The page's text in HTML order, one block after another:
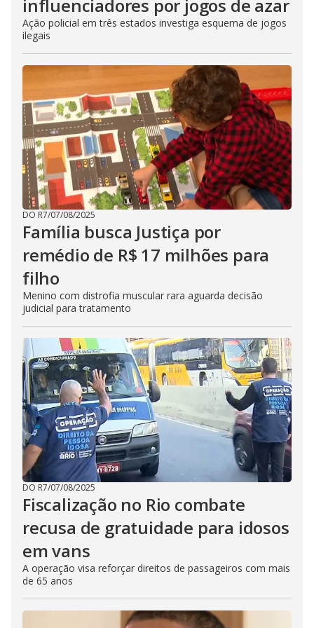
influenciadores por jogos de azar
Ação policial em três estados investiga esquema de jogos
ilegais
DO R7/07/08/2025
Família busca Justiça por
remédio de R$ 17 milhões para
filho
Menino com distrofia muscular rara aguarda decisão
judicial para tratamento
DO R7/07/08/2025
Fiscalização no Rio combate
recusa de gratuidade para idosos
em vans
A operação visa reforçar direitos de passageiros com mais
de 65 anos